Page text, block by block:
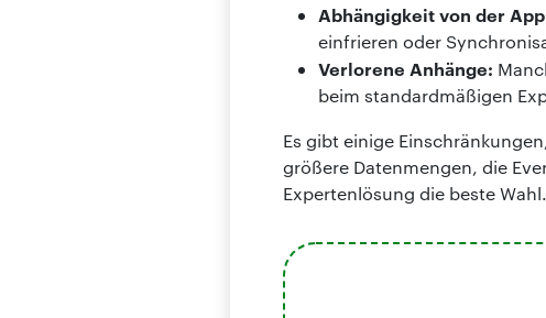
Abhängigkeit von der
einfrieren oder
Verlorene Anhänge:
beim standardmäßigen
Es gibt einige
größere Datenmengen, die
Expertenlösung die beste Wahl.